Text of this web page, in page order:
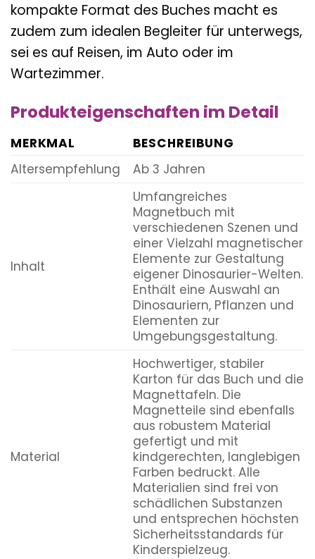
kompakte Format des Buches macht es
zudem zum idealen Begleiter für unterwegs,
sei es auf Reisen, im Auto oder im
Wartezimmer.
Produkteigenschaften im Detail
MERKMAL
BESCHREIBUNG
Altersempfehlung
Ab 3 Jahren
Inhalt
Umfangreiches
Magnetbuch mit
verschiedenen Szenen und
einer Vielzahl magnetischer
Elemente zur Gestaltung
eigener Dinosaurier-Welten.
Enthält eine Auswahl an
Dinosauriern, Pflanzen und
Elementen zur
Umgebungsgestaltung.
Material
Hochwertiger, stabiler
Karton für das Buch und die
Magnettafeln. Die
Magnetteile sind ebenfalls
aus robustem Material
gefertigt und mit
kindgerechten, langlebigen
Farben bedruckt. Alle
Materialien sind frei von
schädlichen Substanzen
und entsprechen höchsten
Sicherheitsstandards für
Kinderspielzeug.